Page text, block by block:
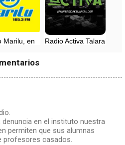
Marilu, en
Radio Activa Talara
denuncia en el instituto nuestra
permiten que sus alumnas
profesores casados.